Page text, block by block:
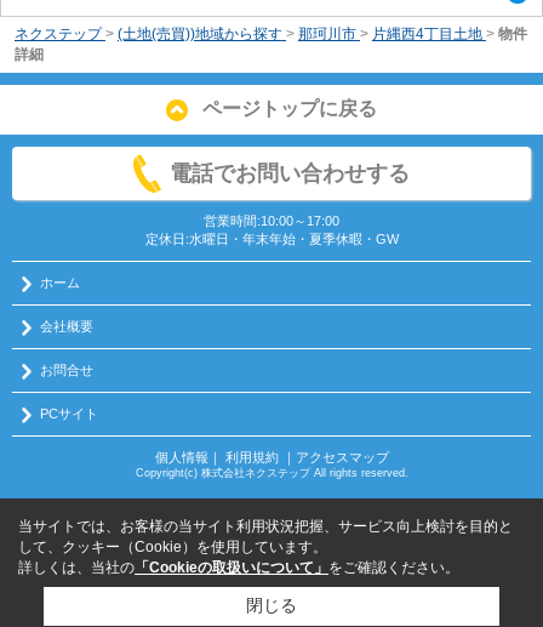
ネクステップ > (土地(売買))地域から探す > 那珂川市 > 片縄西4丁目土地 > 物件
詳細
ページトップに戻る
電話でお問い合わせする
営業時間:10:00～17:00
定休日:水曜日・年末年始・夏季休暇・GW
ホーム
会社概要
お問合せ
PCサイト
個人情報 ｜ 利用規約｜ アクセスマップ
Copyright(c) 株式会社ネクステップ All rights reserved.
当サイトでは、お客様の当サイト利用状況把握、サービス向上検討を目的と
して、クッキー（Cookie）を使用しています。
詳しくは、当社の 「Cookieの取扱いについて」 をご確認ください。
閉じる